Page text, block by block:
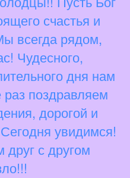
счастья и
всегда рядом,
Чудесного,
дня нам
поздравляем
дорогой и
увидимся!
с другом